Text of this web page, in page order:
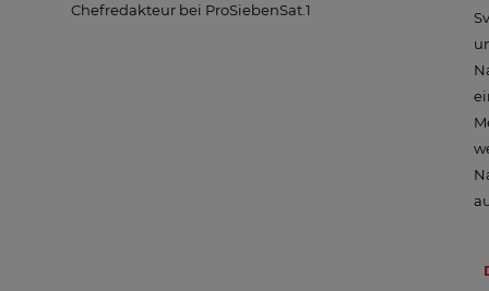
Chefredakteur bei ProSiebenSat.1